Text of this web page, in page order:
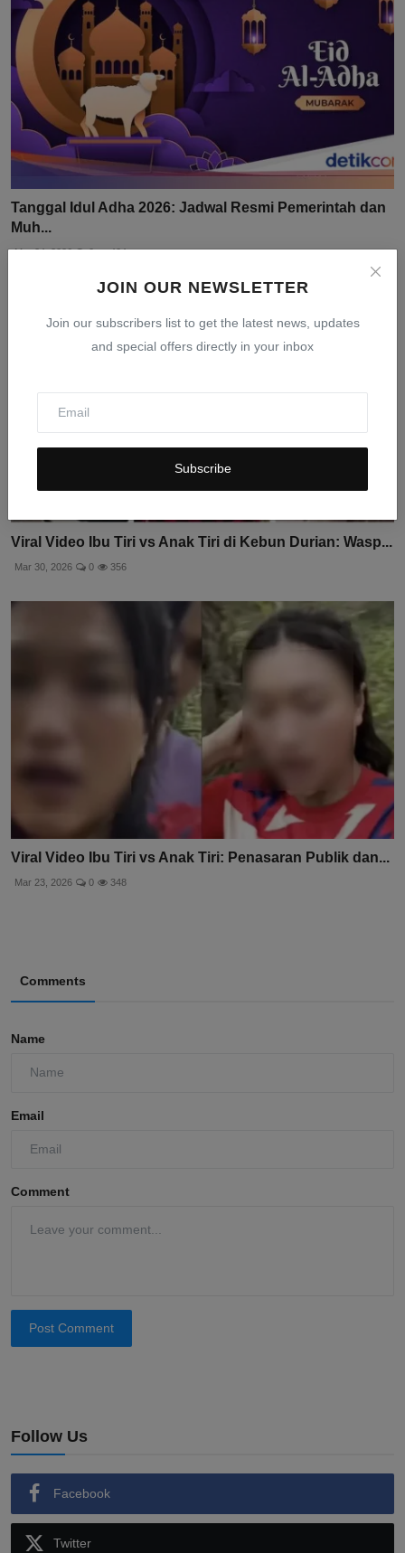
JOIN OUR NEWSLETTER
Join our subscribers list to get the latest news, updates
and special offers directly in your inbox
Subscribe
Tanggal Idul Adha 2026: Jadwal Resmi Pemerintah dan
Muh...
Mar 24, 2026 0 404
Viral Video Ibu Tiri vs Anak Tiri di Kebun Durian: Wasp...
Mar 30, 2026 0 356
Viral Video Ibu Tiri vs Anak Tiri: Penasaran Publik dan...
Mar 23, 2026 0 348
Comments
Name
Email
Comment
Post Comment
Follow Us
Facebook
Twitter